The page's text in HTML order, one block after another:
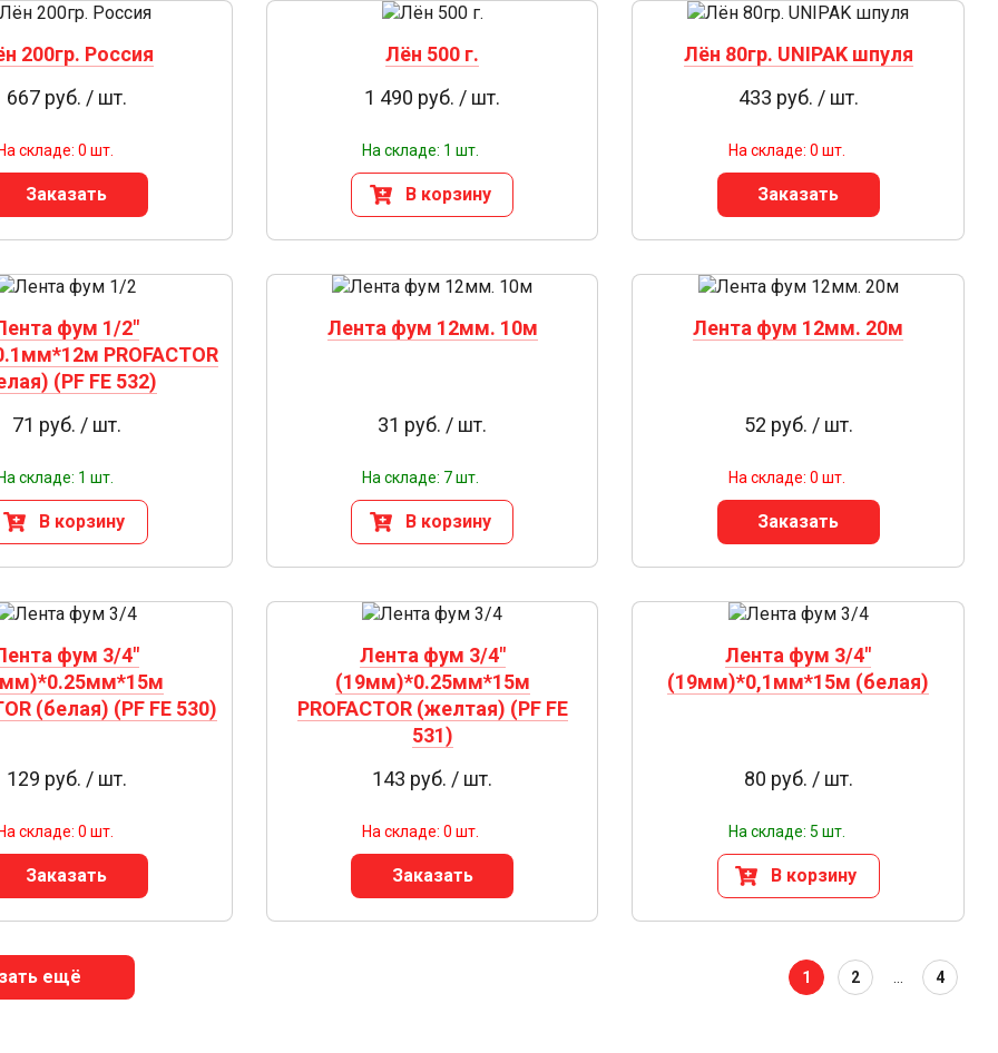
200гр. Россия
667 руб. / шт.
складе: 0 шт.
Заказать
Лён 500 г.
1 490 руб. / шт.
На складе: 1 шт.
В корзину
Лён 80гр. UNIPAK шпуля
433 руб. / шт.
На складе: 0 шт.
Заказать
фум 1/2"
PROFACTOR
(PF FE 532)
71 руб. / шт.
складе: 1 шт.
В корзину
Лента фум 12мм. 10м
31 руб. / шт.
На складе: 7 шт.
В корзину
Лента фум 12мм. 20м
52 руб. / шт.
На складе: 0 шт.
Заказать
фум 3/4"
(белая) (PF FE 530)
129 руб. / шт.
складе: 0 шт.
Заказать
Лента фум 3/4"
(19мм)*0.25мм*15м
PROFACTOR (желтая) (PF FE
531)
143 руб. / шт.
На складе: 0 шт.
Заказать
Лента фум 3/4"
(19мм)*0,1мм*15м (белая)
80 руб. / шт.
На складе: 5 шт.
В корзину
ещё 1 2 4